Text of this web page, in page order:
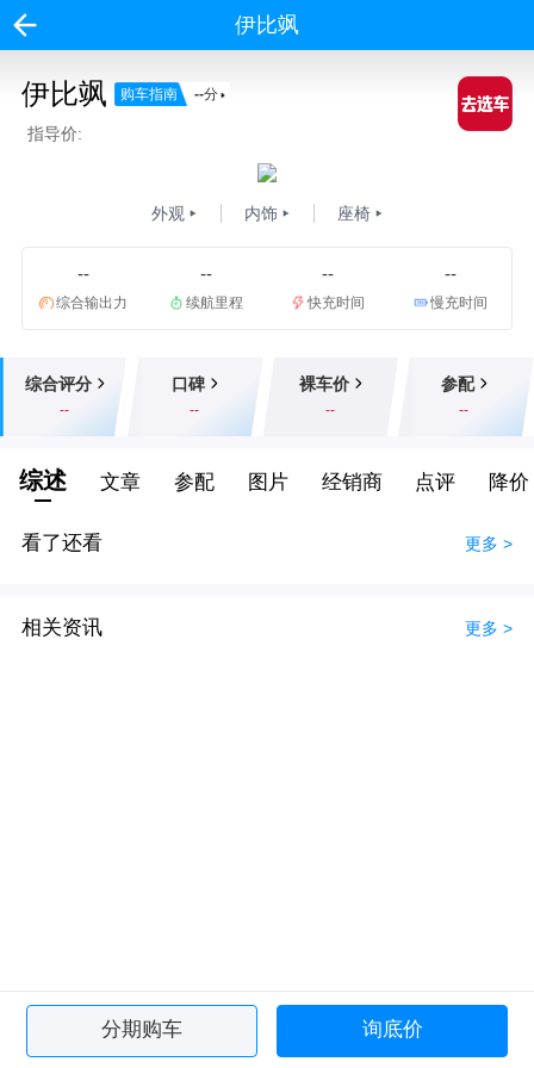
伊比飒
伊比飒 购车指南 --分
指导价:
外观 内饰 座椅
--
综合输出力
--
续航里程
--
快充时间
--
慢充时间
综合评分
--
口碑
--
裸车价
--
参配
--
综述 文章 参配 图片 经销商 点评 降价
看了还看 更多 >
相关资讯 更多 >
分期购车 询底价